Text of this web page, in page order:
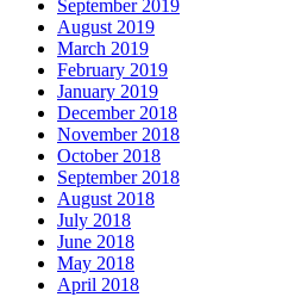
September 2019
August 2019
March 2019
February 2019
January 2019
December 2018
November 2018
October 2018
September 2018
August 2018
July 2018
June 2018
May 2018
April 2018